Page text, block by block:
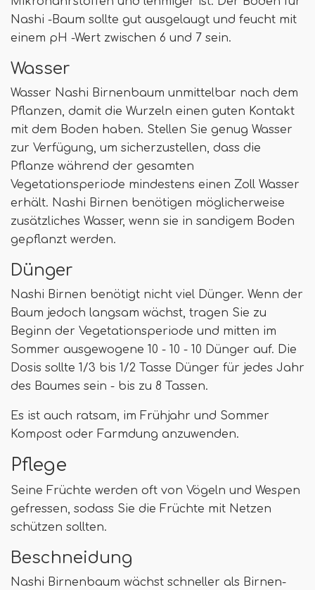
Nashi -Baum sollte gut ausgelaugt und feucht mit
einem pH -Wert zwischen 6 und 7 sein.
Wasser
Wasser Nashi Birnenbaum unmittelbar nach dem
Pflanzen, damit die Wurzeln einen guten Kontakt
mit dem Boden haben. Stellen Sie genug Wasser
zur Verfügung, um sicherzustellen, dass die
Pflanze während der gesamten
Vegetationsperiode mindestens einen Zoll Wasser
erhält. Nashi Birnen benötigen möglicherweise
zusätzliches Wasser, wenn sie in sandigem Boden
gepflanzt werden.
Dünger
Nashi Birnen benötigt nicht viel Dünger. Wenn der
Baum jedoch langsam wächst, tragen Sie zu
Beginn der Vegetationsperiode und mitten im
Sommer ausgewogene 10 - 10 - 10 Dünger auf. Die
Dosis sollte 1/3 bis 1/2 Tasse Dünger für jedes Jahr
des Baumes sein - bis zu 8 Tassen.
Es ist auch ratsam, im Frühjahr und Sommer
Kompost oder Farmdung anzuwenden.
Pflege
Seine Früchte werden oft von Vögeln und Wespen
gefressen, sodass Sie die Früchte mit Netzen
schützen sollten.
Beschneidung
Nashi Birnenbaum wächst schneller als Birnen-